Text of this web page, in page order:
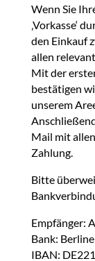
Wenn Sie
‚Vorkasse‘
den Einkauf
allen
Mit der
bestätigen
unserem
Mail mit
Zahlung.
Bitte
Empfänger:
Bank:
IBAN: